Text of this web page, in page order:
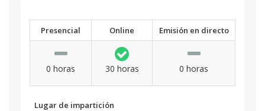
Presencial Online Emisión en directo
0 horas 30 horas 0 horas
Lugar de impartición